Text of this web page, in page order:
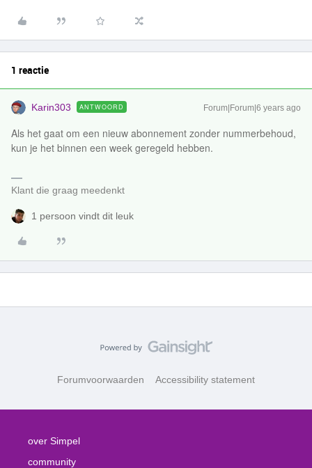
1 reactie
Karin303 ANTWOORD Forum|Forum|6 years ago
Als het gaat om een nieuw abonnement zonder nummerbehoud,
kun je het binnen een week geregeld hebben.
Klant die graag meedenkt
1 persoon vindt dit leuk
Forumvoorwaarden Accessibility statement
over Simpel
community